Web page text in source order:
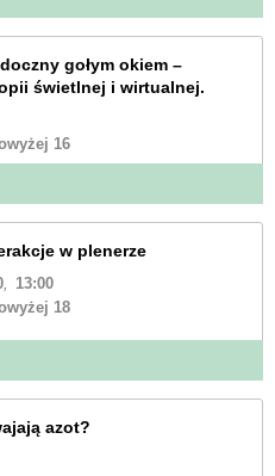
gołym okiem –
świetlnej i wirtualnej.
16
w plenerze
,
13:00
18
azot?